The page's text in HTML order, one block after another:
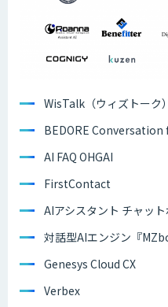
WisTalk（ウィズトーク）
BEDORE
AI FAQ OHGAI
FirstContact
AIアシスタント チャッ
対話型AIエンジン『
Genesys Cloud CX
Verbex